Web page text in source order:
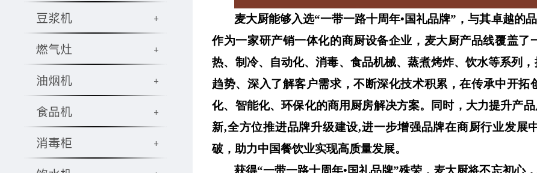
豆浆机 +
燃气灶 +
油烟机 +
食品机 +
消毒柜 +
麦大厨能够入选“一带一路十周年•国礼品牌”，与其卓越的
作为一家研产销一体化的商厨设备企业，麦大厨产品线覆盖
热、制冷、自动化、消毒、食品机械、蒸煮烤炸、饮水等系列
趋势、深入了解客户需求，不断深化技术积累 ，在传承中开
化、智能化、环保化的商用厨房解决方案。同时，大力提升产
新,全方位推进品牌升级建设,进一步增强品牌在商厨行业发展
破，助力中国餐饮业实现高质量发展。
获得“一带一路十周年•国礼品牌”殊荣，麦大厨将不忘初心